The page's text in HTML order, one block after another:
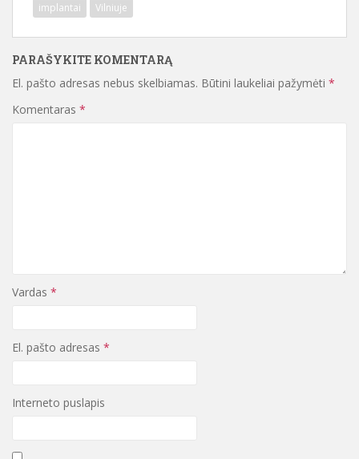
implantai
Vilniuje
PARAŠYKITE KOMENTARĄ
El. pašto adresas nebus skelbiamas. Būtini laukeliai pažymėti *
Komentaras *
Vardas *
El. pašto adresas *
Interneto puslapis